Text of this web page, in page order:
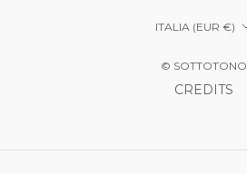
Paese/Area
ITALIA (EUR €)
© SOTTOTONO
CREDITS